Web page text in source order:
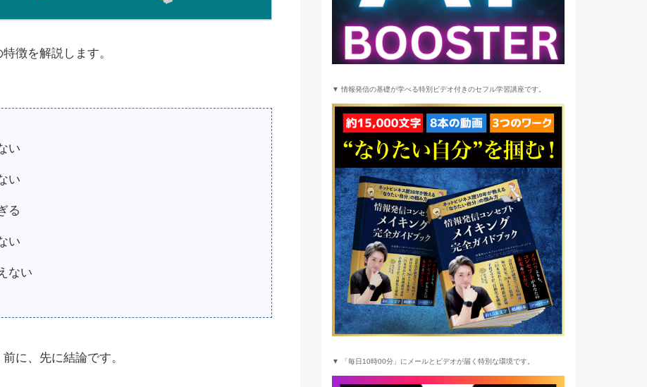
徴を解説します。
い
い
る
い
ない
に、先に結論です。
▼ 情報発信の基礎が学べる特別ビデオ付きのセフル学習講座です。
▼ 「毎日10時00分」にメールとビデオが届く特別な環境です。